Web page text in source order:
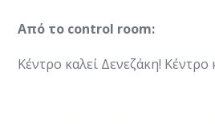
Από το control room:
Κέντρο καλεί Δενεζάκη! Κέντρο